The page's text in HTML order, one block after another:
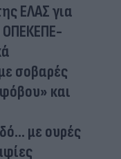
ΕΛΑΣ για
ΟΠΕΚΕΠΕ-
σοβαρές
και
με ουρές